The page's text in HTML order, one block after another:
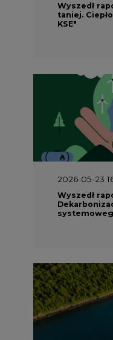
Wyszedł
taniej.
KSE"
2026-05-23
Wyszedł